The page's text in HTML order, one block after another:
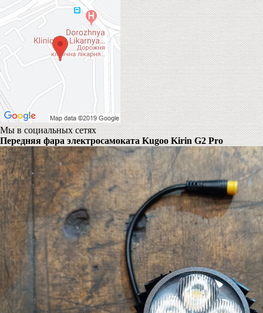
Мы в социальных сетях
Передняя фара электросамоката Kugoo Kirin G2 Pro